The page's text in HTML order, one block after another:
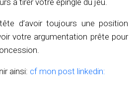
à tirer votre épingle du jeu.
d’avoir toujours une position
votre argumentation prête pour
ainsi: cf mon post linkedin: